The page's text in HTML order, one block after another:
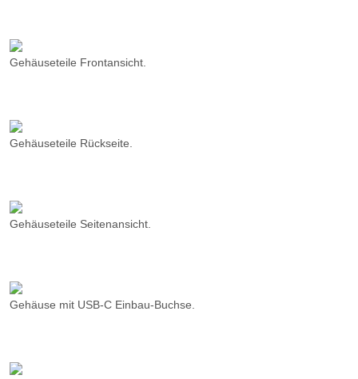
Gehäuseteile Rückseite.
Gehäuseteile Seitenansicht.
Gehäuse mit USB-C Einbau-Buchse.
Gehäuse mit Säge-Markierung für USB-C Stromanschluss Buchse.